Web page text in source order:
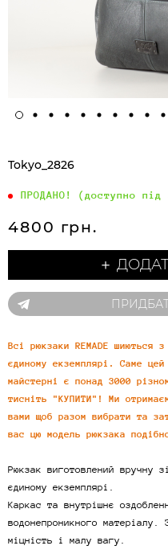
Tokyo_2826
ПРОДАНО! (доступно під
4800 грн.
＋
Всі рюкзаки REMADE шиються
єдиному екземплярі. Саме
майстерні є понад 3000
тисніть "КУПИТИ"! Ми
вами щоб разом вибрати та
вас цю модель рюкзака
Рюкзак виготовлений вручну
єдиному екземплярі.
Каркас та внутрішнє
водонепроникного матеріалу.
міцність і малу вагу.